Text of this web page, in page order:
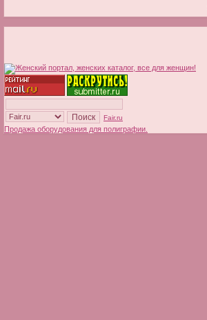
Fair.ru
Продажа оборудования для полиграфии.